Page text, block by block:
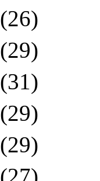
(26)
(29)
(31)
(29)
(29)
(27)